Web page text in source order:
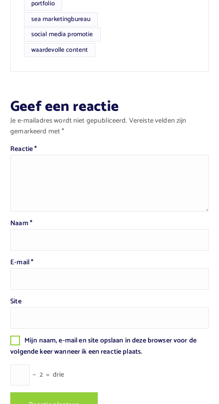
portfolio
sea marketingbureau
social media promotie
waardevolle content
Geef een reactie
Je e-mailadres wordt niet gepubliceerd. Vereiste velden zijn
gemarkeerd met*
Reactie*
Naam*
E-mail*
Site
Mijn naam, e-mail en site opslaan in deze browser voor de
volgende keer wanneer ik een reactie plaats.
− 2 = drie